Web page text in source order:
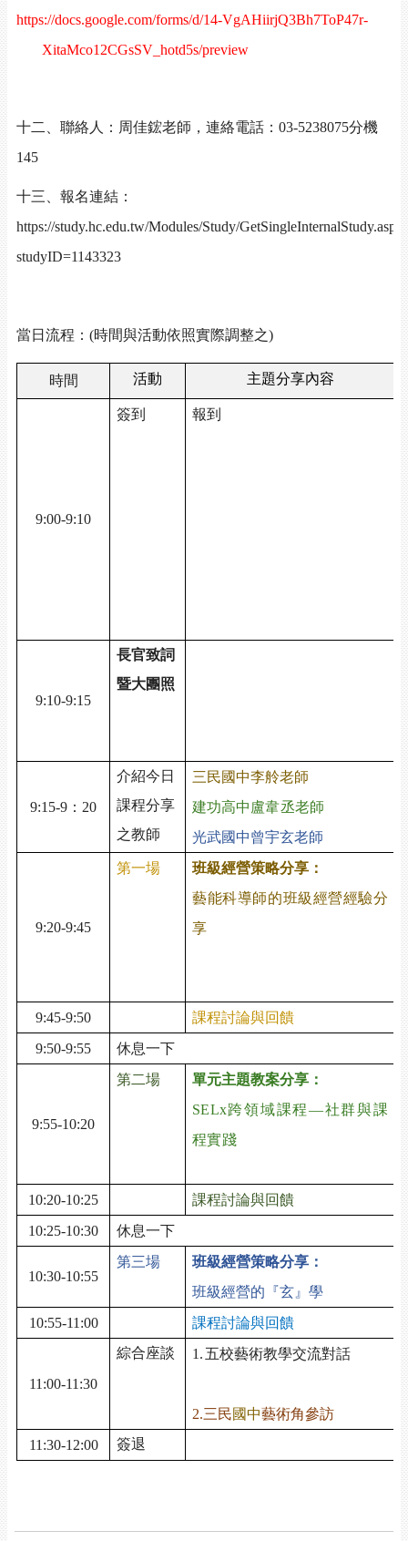
https://docs.google.com/forms/d/14-VgAHiirjQ3Bh7ToP47r-
XitaMco12CGsSV_hotd5s/preview
十二、聯絡人：周佳鋐老師，連絡電話： 03-5238075分機
145
十三、報名連結：
https://study.hc.edu.tw/Modules/Study/
studyID=1143323
當日流程： (時間與活動依照實際調整之)
時間 活動 主題分享內容
9:00-9:10
簽到 報到
9:10-9:15
長官致詞
暨大團照
9:15-9 ： 20
介紹今日
課程分享
之教師
三民國中李舲老師
建功高中 盧韋丞老師
光武國中曾宇玄老師
9:20-9:45
第一場
班級經營策略分享：
藝能科導師的班級經營經驗分
享
9:45-9:50
課程討論與回饋
9:50-9:55
休息一下
9:55-10:20
第二場
單元主題教案分享：
SELx跨領域課程—社群與課
程實踐
10:20-10:25
課程討論與回饋
10:25-10:30
休息一下
10:30-10:55
第三場
班級經營策略分享：
班級經營的『玄』學
10:55-11:00 課程討論與回饋
11:00-11:30
綜合座談 1. 五校藝術教學交流對話
2.三民國中藝術角參訪
11:30-12:00 簽退